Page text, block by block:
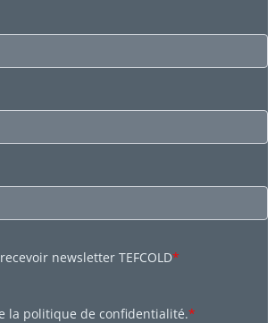
newsletter TEFCOLD*
la politique de confidentialité.*